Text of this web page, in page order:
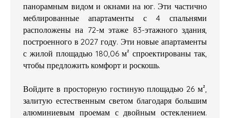
панорамным видом и окнами на юг. Эти частично
меблированные апартаменты с 4 спальнями
расположены на 72-м этаже 83-этажного здания,
построенного в 2027 году. Эти новые апартаменты
с жилой площадью 180,06 м² спроектированы так,
чтобы предложить комфорт и роскошь.
Войдите в просторную гостиную площадью 26 м²,
залитую естественным светом благодаря большим
алюминиевым проемам с двойным остеклением.